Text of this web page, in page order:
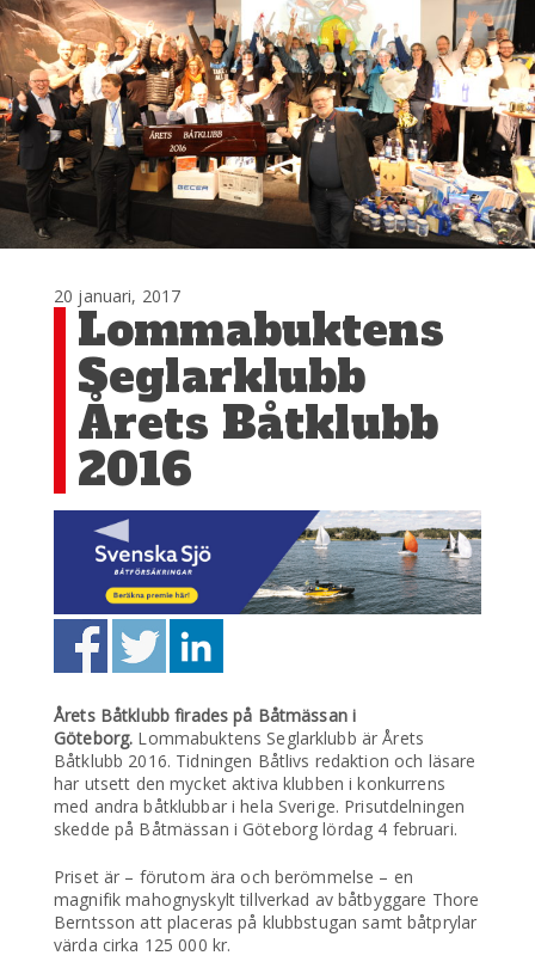
20 januari, 2017
Lommabuktens
Seglarklubb
Årets Båtklubb
2016
Årets Båtklubb firades på Båtmässan i
Göteborg. Lommabuktens Seglarklubb är Årets
Båtklubb 2016. Tidningen Båtlivs redaktion och läsare
har utsett den mycket aktiva klubben i konkurrens
med andra båtklubbar i hela Sverige. Prisutdelningen
skedde på Båtmässan i Göteborg lördag 4 februari.
Priset är – förutom ära och berömmelse – en
magnifik mahognyskylt tillverkad av båtbyggare Thore
Berntsson att placeras på klubbstugan samt båtprylar
värda cirka 125 000 kr.